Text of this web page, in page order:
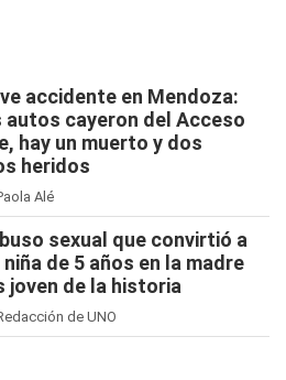
accidente en Mendoza:
autos cayeron del Acceso
hay un muerto y dos
heridos
Alé
sexual que convirtió a
niña de 5 años en la madre
joven de la historia
de UNO